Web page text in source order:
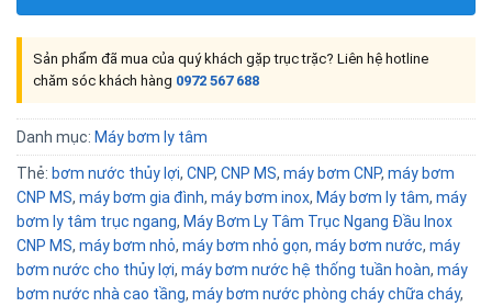
Sản phẩm đã mua của quý khách gặp trục trặc? Liên hệ hotline
chăm sóc khách hàng 0972 567 688
Danh mục: Máy bơm ly tâm
Thẻ: bơm nước thủy lợi, CNP, CNP MS, máy bơm CNP, máy bơm
CNP MS, máy bơm gia đình, máy bơm inox, Máy bơm ly tâm, máy
bơm ly tâm trục ngang, Máy Bơm Ly Tâm Trục Ngang Đầu Inox
CNP MS, máy bơm nhỏ, máy bơm nhỏ gọn, máy bơm nước, máy
bơm nước cho thủy lợi, máy bơm nước hệ thống tuần hoàn, máy
bơm nước nhà cao tầng, máy bơm nước phòng cháy chữa cháy,